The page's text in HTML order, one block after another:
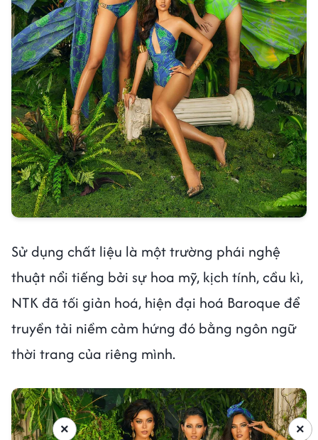
Sử dụng chất liệu là một trường phái nghệ
thuật nổi tiếng bởi sự hoa mỹ, kịch tính, cầu kì,
NTK đã tối giản hoá, hiện đại hoá Baroque để
truyền tải niềm cảm hứng đó bằng ngôn ngữ
thời trang của riêng mình.
×
×